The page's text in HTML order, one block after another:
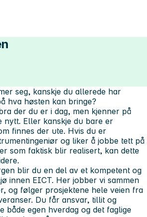
seg, kanskje du allerede har
hva høsten kan bringe?
der du er i dag, men kjenner på
nytt. Eller kanskje du bare er
finnes der ute. Hvis du er
og liker å jobbe tett på
som faktisk blir realisert, kan dette
blir du en del av et kompetent og
innen EICT. Her jobber vi sammen
og følger prosjektene hele veien fra
Du får ansvar, tillit og
både egen hverdag og det faglige